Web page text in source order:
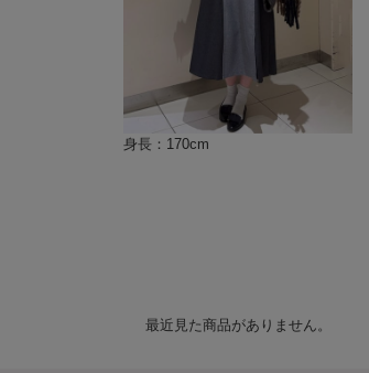
身長：170cm
最近見た商品がありません。